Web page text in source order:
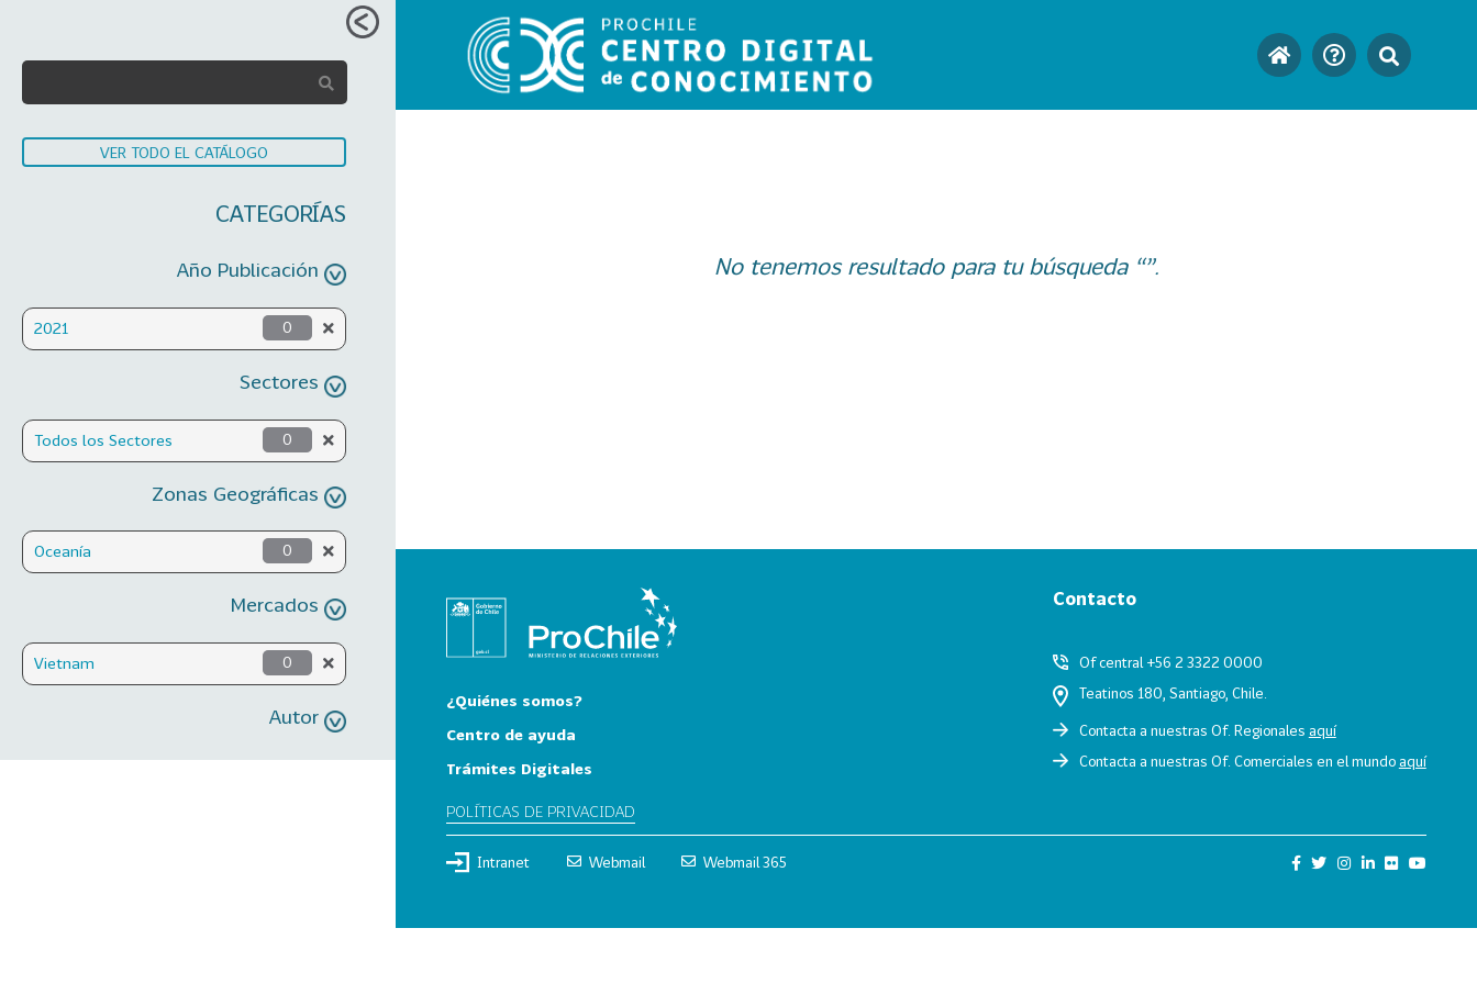
VER TODO EL CATÁLOGO
CATEGORÍAS
Año Publicación
2021 0
Sectores
Todos los Sectores 0
Zonas Geográficas
Oceanía 0
Mercados
Vietnam 0
Autor
No tenemos resultado para tu búsqueda “”.
¿Quiénes somos?
Centro de ayuda
Trámites Digitales
POLÍTICAS DE PRIVACIDAD
Contacto
Of central +56 2 3322 0000
Teatinos 180, Santiago, Chile.
Contacta a nuestras Of. Regionales aquí
Contacta a nuestras Of. Comerciales en el mundoaquí
Intranet Webmail Webmail 365